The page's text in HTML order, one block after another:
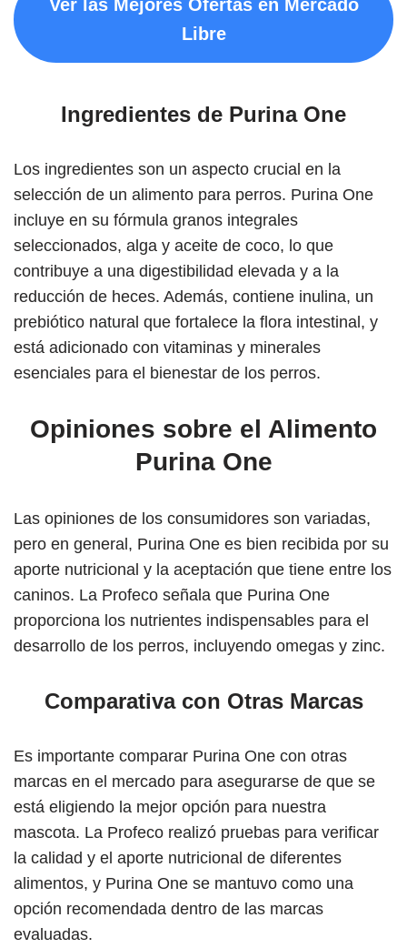
Ver las Mejores Ofertas en Mercado
Libre
Ingredientes de Purina One
Los ingredientes son un aspecto crucial en la
selección de un alimento para perros. Purina One
incluye en su fórmula granos integrales
seleccionados, alga y aceite de coco, lo que
contribuye a una digestibilidad elevada y a la
reducción de heces. Además, contiene inulina, un
prebiótico natural que fortalece la flora intestinal, y
está adicionado con vitaminas y minerales
esenciales para el bienestar de los perros.
Opiniones sobre el Alimento
Purina One
Las opiniones de los consumidores son variadas,
pero en general, Purina One es bien recibida por su
aporte nutricional y la aceptación que tiene entre los
caninos. La Profeco señala que Purina One
proporciona los nutrientes indispensables para el
desarrollo de los perros, incluyendo omegas y zinc.
Comparativa con Otras Marcas
Es importante comparar Purina One con otras
marcas en el mercado para asegurarse de que se
está eligiendo la mejor opción para nuestra
mascota. La Profeco realizó pruebas para verificar
la calidad y el aporte nutricional de diferentes
alimentos, y Purina One se mantuvo como una
opción recomendada dentro de las marcas
evaluadas.